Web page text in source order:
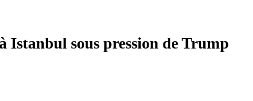
sous pression de Trump